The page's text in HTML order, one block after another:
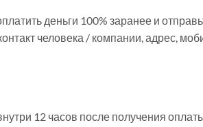
деньги 100% заранее и
человека / компании, адрес,
12 часов после получения